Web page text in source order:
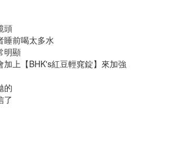
頭
睡前喝太多水
明顯
加上【BHK's紅豆輕窕錠】來加強
的
了